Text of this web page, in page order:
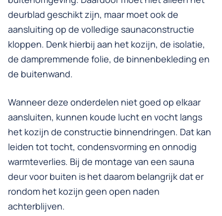
deurblad geschikt zijn, maar moet ook de
aansluiting op de volledige saunaconstructie
kloppen. Denk hierbij aan het kozijn, de isolatie,
de dampremmende folie, de binnenbekleding en
de buitenwand.
Wanneer deze onderdelen niet goed op elkaar
aansluiten, kunnen koude lucht en vocht langs
het kozijn de constructie binnendringen. Dat kan
leiden tot tocht, condensvorming en onnodig
warmteverlies. Bij de montage van een sauna
deur voor buiten is het daarom belangrijk dat er
rondom het kozijn geen open naden
achterblijven.